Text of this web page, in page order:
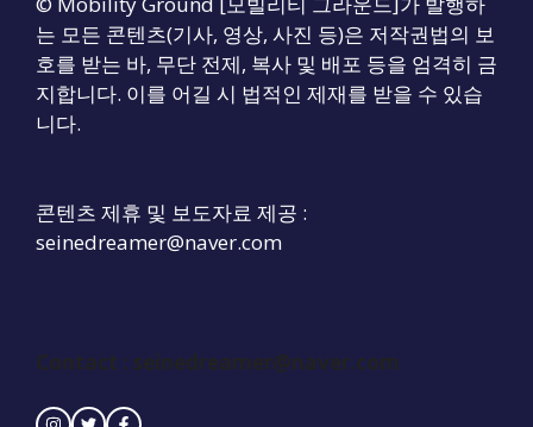
는 모든 콘텐츠(기사, 영상, 사진 등)은 저작권법의 보
호를 받는 바, 무단 전제, 복사 및 배포 등을 엄격히 금
지합니다. 이를 어길 시 법적인 제재를 받을 수 있습
니다.
콘텐츠 제휴 및 보도자료 제공 :
seinedreamer@naver.com
Contact : seinedreamer@naver.com